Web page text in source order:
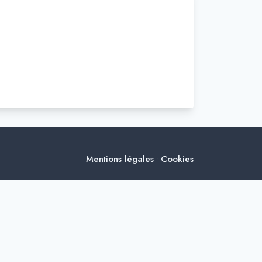
Mentions légales • Cookies